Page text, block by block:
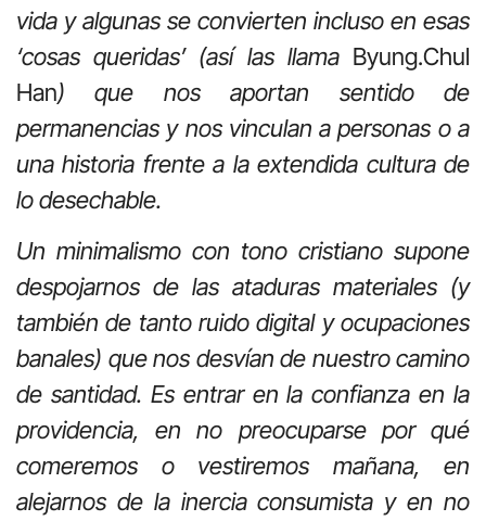
vida y algunas se convierten incluso en esas
‘cosas queridas’ (así las llama Byung.Chul
Han) que nos aportan sentido de
permanencias y nos vinculan a personas o a
una historia frente a la extendida cultura de
lo desechable.
Un minimalismo con tono cristiano supone
despojarnos de las ataduras materiales (y
también de tanto ruido digital y ocupaciones
banales) que nos desvían de nuestro camino
de santidad. Es entrar en la confianza en la
providencia, en no preocuparse por qué
comeremos o vestiremos mañana, en
alejarnos de la inercia consumista y en no